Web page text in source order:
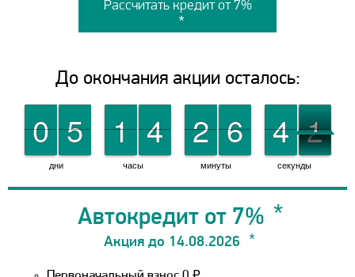
Рассчитать кредит от 7%
Автокредит от 7%
Акция до 14.08.2026
До окончания акции осталось:
дни
9
9
0
0 0
0
5
5
часы
0
0
1
1 0
0
4
4
минуты
0
0
2
2 0
0
6
6
секунды
1
1
4
4 1
1
0